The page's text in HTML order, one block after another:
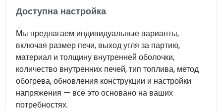
Доступна настройка
Мы предлагаем индивидуальные варианты,
включая размер печи, выход угля за партию,
материал и толщину внутренней оболочки,
количество внутренних печей, тип топлива, метод
обогрева, обновления конструкции и настройки
напряжения — все это основано на ваших
потребностях.